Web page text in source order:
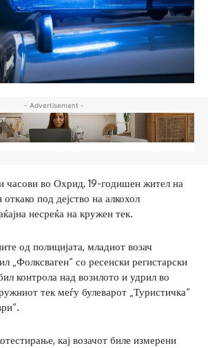
- Advertisement -
часови во Охрид, 19-годишен жител на
под дејство на алкохол
несреќа на кружен тек.
од полицијата, младиот возач
„Фолксваген“ со ресенски регистарски
контрола над возилото и удрил во
тек меѓу булеварот „Туристичка“
кај возачот биле измерени